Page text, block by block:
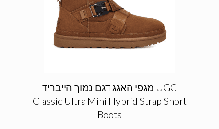
מגפי האגג דגם נמוך הייבריד UGG
Classic Ultra Mini Hybrid Strap Short
Boots